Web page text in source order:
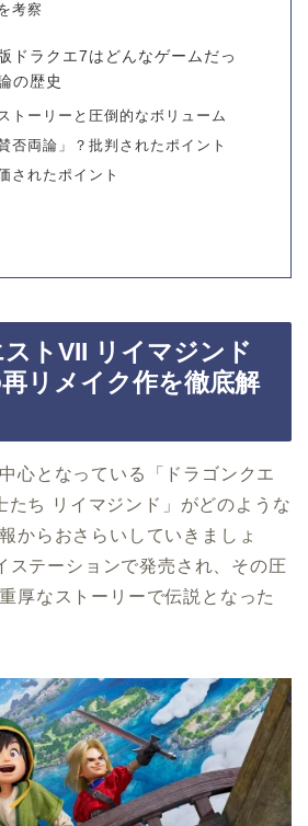
考察
ドラクエ7はどんなゲームだっ
の歴史
トーリーと圧倒的なボリューム
否両論」？批判されたポイント
されたポイント
ストVII リイマジンド
リメイク作を徹底解
心となっている「ドラゴンクエ
たち リイマジンド」がどのような
からおさらいしていきましょ
ステーションで発売され、その圧
厚なストーリーで伝説となった